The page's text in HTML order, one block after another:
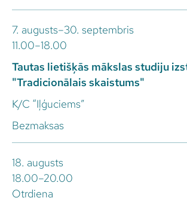
7. augusts–30. septembris
11.00–18.00
Tautas lietišķās mākslas studiju
"Tradicionālais skaistums"
K/C “Iļģuciems”
Bezmaksas
18. augusts
18.00–20.00
Otrdiena